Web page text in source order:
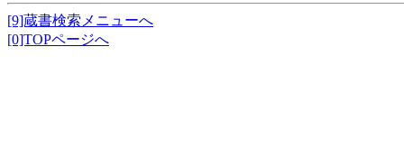
[9]蔵書検索メニューへ
[0]TOPページへ